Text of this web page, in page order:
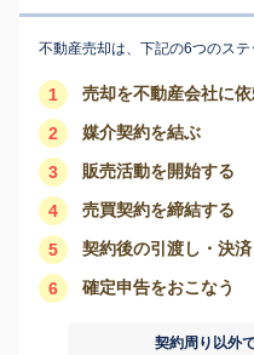
不動産売却は、下記の6つのステ
1 売却を不動産会社に
2 媒介契約を結ぶ
3 販売活動を開始する
4 売買契約を締結する
5 契約後の引渡し・決済
6 確定申告をおこなう
契約周り以外